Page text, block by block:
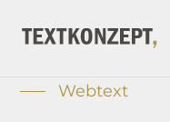
Webtext